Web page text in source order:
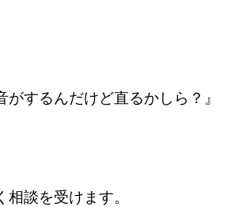
するんだけど直るかしら？』
相談を受けます。